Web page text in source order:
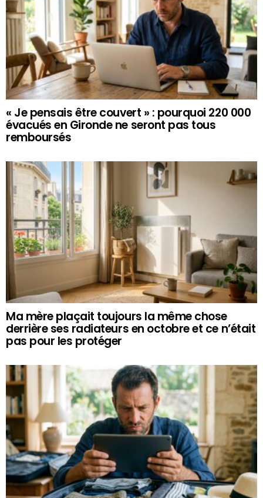
« Je pensais être couvert » : pourquoi 220 000
évacués en Gironde ne seront pas tous
remboursés
Ma mère plaçait toujours la même chose
derrière ses radiateurs en octobre et ce n’était
pas pour les protéger